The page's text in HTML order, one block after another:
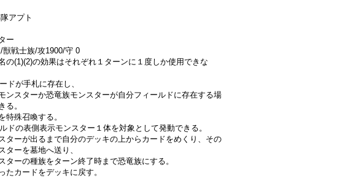
アプト
ー
獣戦士族/攻1900/守 0
の(1)(2)の効果はそれぞれ１ターンに１度しか使用できな
ドが手札に存在し、
ンスターか恐竜族モンスターが自分フィールドに存在する場
る。
特殊召喚する。
ドの表側表示モンスター１体を対象として発動できる。
ターが出るまで自分のデッキの上からカードをめくり、その
ターを墓地へ送り、
ターの種族をターン終了時まで恐竜族にする。
たカードをデッキに戻す。